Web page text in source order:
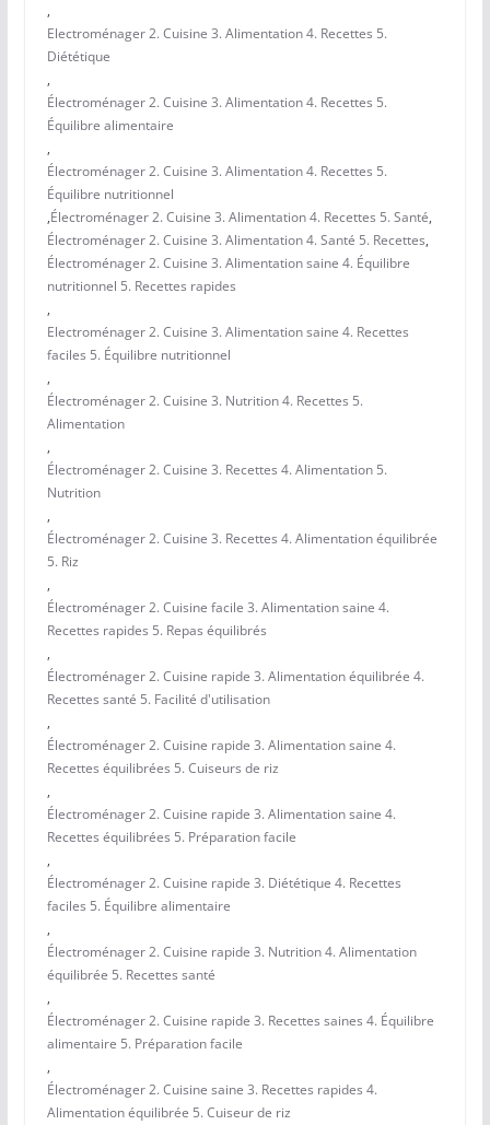
,
Electroménager 2. Cuisine 3. Alimentation 4. Recettes 5.
Diététique
,
Électroménager 2. Cuisine 3. Alimentation 4. Recettes 5.
Équilibre alimentaire
,
Électroménager 2. Cuisine 3. Alimentation 4. Recettes 5.
Équilibre nutritionnel
,Électroménager 2. Cuisine 3. Alimentation 4. Recettes 5. Santé,
Électroménager 2. Cuisine 3. Alimentation 4. Santé 5. Recettes,
Électroménager 2. Cuisine 3. Alimentation saine 4. Équilibre
nutritionnel 5. Recettes rapides
,
Electroménager 2. Cuisine 3. Alimentation saine 4. Recettes
faciles 5. Équilibre nutritionnel
,
Électroménager 2. Cuisine 3. Nutrition 4. Recettes 5.
Alimentation
,
Électroménager 2. Cuisine 3. Recettes 4. Alimentation 5.
Nutrition
,
Électroménager 2. Cuisine 3. Recettes 4. Alimentation équilibrée
5. Riz
,
Électroménager 2. Cuisine facile 3. Alimentation saine 4.
Recettes rapides 5. Repas équilibrés
,
Électroménager 2. Cuisine rapide 3. Alimentation équilibrée 4.
Recettes santé 5. Facilité d'utilisation
,
Électroménager 2. Cuisine rapide 3. Alimentation saine 4.
Recettes équilibrées 5. Cuiseurs de riz
,
Électroménager 2. Cuisine rapide 3. Alimentation saine 4.
Recettes équilibrées 5. Préparation facile
,
Électroménager 2. Cuisine rapide 3. Diététique 4. Recettes
faciles 5. Équilibre alimentaire
,
Électroménager 2. Cuisine rapide 3. Nutrition 4. Alimentation
équilibrée 5. Recettes santé
,
Électroménager 2. Cuisine rapide 3. Recettes saines 4. Équilibre
alimentaire 5. Préparation facile
,
Électroménager 2. Cuisine saine 3. Recettes rapides 4.
Alimentation équilibrée 5. Cuiseur de riz